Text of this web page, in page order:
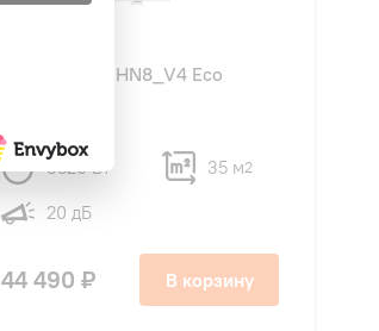
Ballu BSYI-12HN8_V4 Eco
3520 Вт 35 м2
20 дБ
44 490 ₽ В корзину